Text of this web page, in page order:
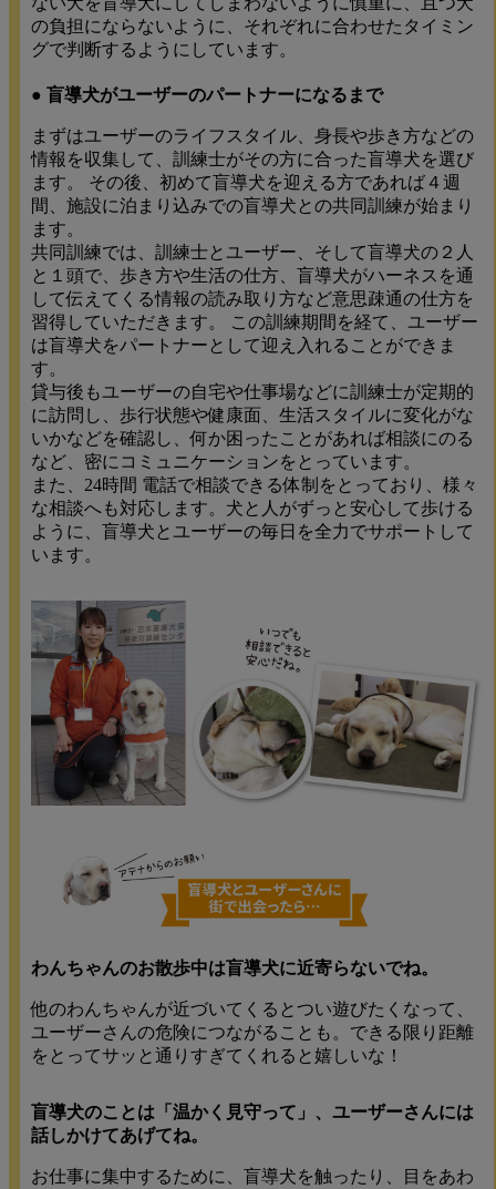
の負担にならないように、それぞれに合わせたタイミン
グで判断するようにしています。
● 盲導犬がユーザーのパートナーになるまで
まずはユーザーのライフスタイル、身長や歩き方などの
情報を収集して、訓練士がその方に合った盲導犬を選び
ます。 その後、初めて盲導犬を迎える方であれば４週
間、施設に泊まり込みでの盲導犬との共同訓練が始まり
ます。
共同訓練では、訓練士とユーザー、そして盲導犬の２人
と１頭で、歩き方や生活の仕方、盲導犬がハーネスを通
して伝えてくる情報の読み取り方など意思疎通の仕方を
習得していただきます。 この訓練期間を経て、ユーザー
は盲導犬をパートナーとして迎え入れることができま
す。
貸与後もユーザーの自宅や仕事場などに訓練士が定期的
に訪問し、歩行状態や健康面、生活スタイルに変化がな
いかなどを確認し、何か困ったことがあれば相談にのる
など、密にコミュニケーションをとっています。
また、24時間 電話で相談できる体制をとっており、様々
な相談へも対応します。犬と人がずっと安心して歩ける
ように、盲導犬とユーザーの毎日を全力でサポートして
います。
わんちゃんのお散歩中は盲導犬に近寄らないでね。
他のわんちゃんが近づいてくるとつい遊びたくなって、
ユーザーさんの危険につながることも。できる限り距離
をとってサッと通りすぎてくれると嬉しいな！
盲導犬のことは「温かく見守って」、ユーザーさんには
話しかけてあげてね。
お仕事に集中するために、盲導犬を触ったり、目をあわ